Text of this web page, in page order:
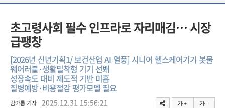
초고령사회 필수 인프라로 자리매김… 시장
급팽창
[2026년 신년기획1/ 보건산업 AI 열풍] 시니어 헬스케어기기 봇물
웨어러블·생활밀착형 기기 선봬
성장속도 대비 제도적 기반 미흡
질병예방·비용절감 평가모델 필요
김아름 기자 2025.12.31 15:56:21 가 + 가 -